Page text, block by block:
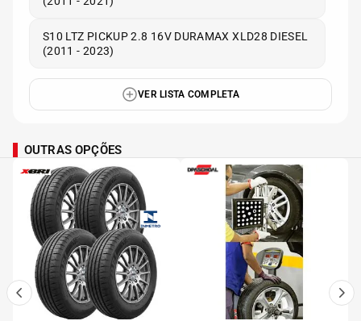
S10 LTZ PICKUP 2.8 16V DURAMAX XLD28 DIESEL
(2011 - 2023)
VER LISTA COMPLETA
OUTRAS OPÇÕES